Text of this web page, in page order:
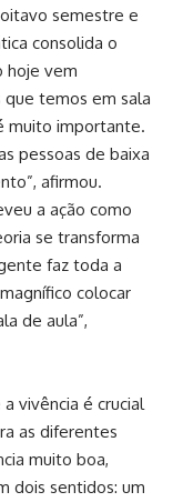
semestre e
consolida o
hoje vem
temos em sala
muito importante.
pessoas de baixa
afirmou.
a ação como
se transforma
faz toda a
colocar
de aula”,
vivência é crucial
as diferentes
muito boa,
dois sentidos: um